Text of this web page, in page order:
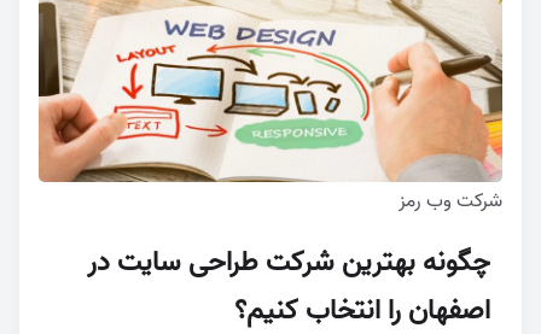
شرکت وب رمز
چگونه بهترین شرکت طراحی سایت در
اصفهان را انتخاب کنیم؟